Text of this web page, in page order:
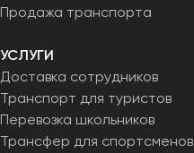
Продажа транспорта
УСЛУГИ
Доставка сотрудников
Транспорт для туристов
Перевозка школьников
Трансфер для спортсменов